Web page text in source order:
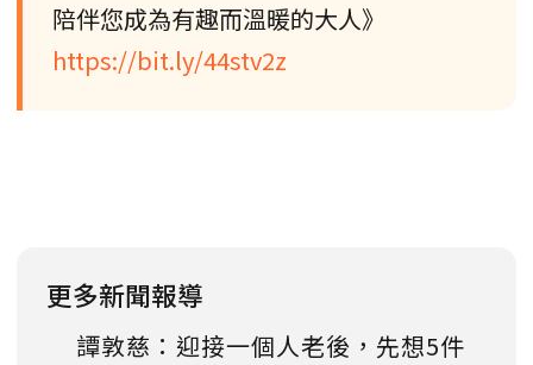
陪伴您成為有趣而溫暖的大人》
https://bit.ly/44stv2z
更多新聞報導
譚敦慈：迎接一個人老後，先想5件